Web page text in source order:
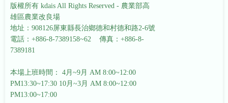
版權所有 kdais All Rights Reserved - 農業部高
雄區農業改良場
地址：908126屏東縣長治鄉德和村德和路2-6號
電話：+886-8-7389158~62 傳真：+886-8-
7389181
本場上班時間： 4月~9月 AM 8:00~12:00
PM13:30~17:30 10月~3月 AM 8:00~12:00
PM13:00~17:00